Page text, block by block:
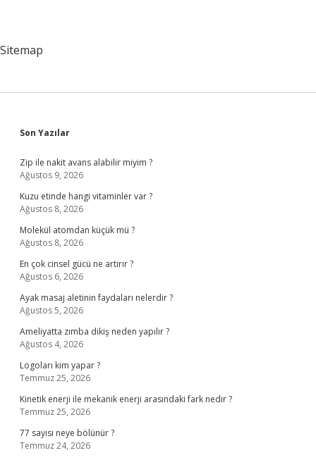
Sitemap
Sidebar
Son Yazılar
Zip ile nakit avans alabilir miyim ?
Ağustos 9, 2026
Kuzu etinde hangi vitaminler var ?
Ağustos 8, 2026
Molekül atomdan küçük mü ?
Ağustos 8, 2026
En çok cinsel gücü ne artırır ?
Ağustos 6, 2026
Ayak masaj aletinin faydaları nelerdir ?
Ağustos 5, 2026
Ameliyatta zımba dikiş neden yapılır ?
Ağustos 4, 2026
Logoları kim yapar ?
Temmuz 25, 2026
Kinetik enerji ile mekanik enerji arasındaki fark nedir ?
Temmuz 25, 2026
77 sayısı neye bölünür ?
Temmuz 24, 2026